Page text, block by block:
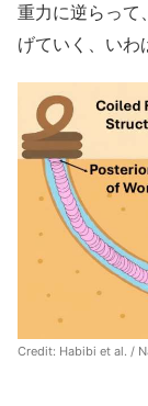
重力に逆らって
げていく、いわ
Credit: Habibi et al. /